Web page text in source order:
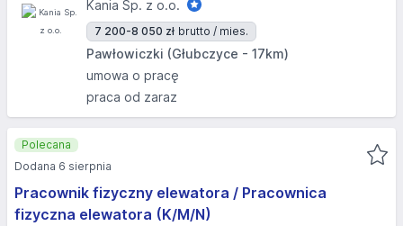
Kania Sp. z o.o.
7 200-8 050 zł brutto / mies.
Pawłowiczki (Głubczyce - 17km)
umowa o pracę
praca od zaraz
Pracownik fizyczny elewatora / Pracownica
fizyczna elewatora (K/M/N)
Polecana
Dodana 6 sierpnia